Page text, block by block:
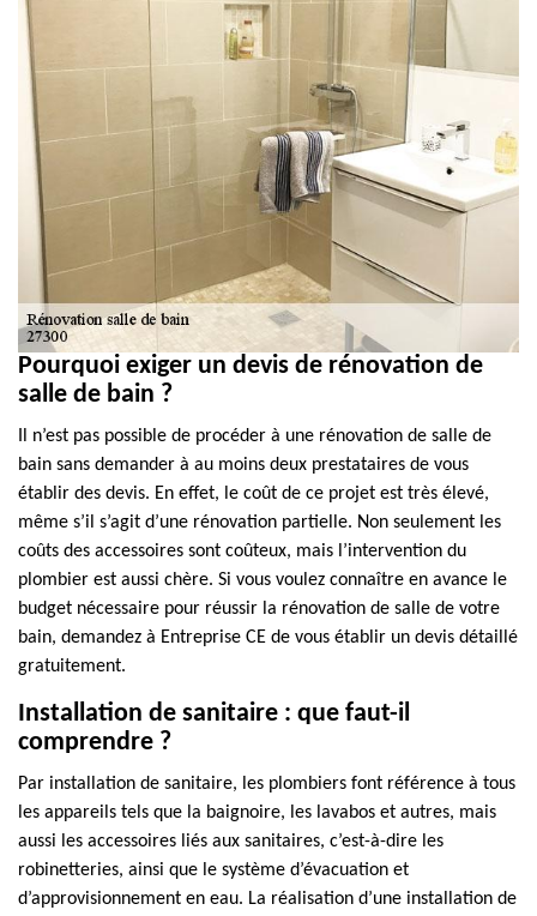
Pourquoi exiger un devis de rénovation de
salle de bain ?
Il n’est pas possible de procéder à une rénovation de salle de
bain sans demander à au moins deux prestataires de vous
établir des devis. En effet, le coût de ce projet est très élevé,
même s’il s’agit d’une rénovation partielle. Non seulement les
coûts des accessoires sont coûteux, mais l’intervention du
plombier est aussi chère. Si vous voulez connaître en avance le
budget nécessaire pour réussir la rénovation de salle de votre
bain, demandez à Entreprise CE de vous établir un devis détaillé
gratuitement.
Installation de sanitaire : que faut-il
comprendre ?
Par installation de sanitaire, les plombiers font référence à tous
les appareils tels que la baignoire, les lavabos et autres, mais
aussi les accessoires liés aux sanitaires, c’est-à-dire les
robinetteries, ainsi que le système d’évacuation et
d’approvisionnement en eau. La réalisation d’une installation de